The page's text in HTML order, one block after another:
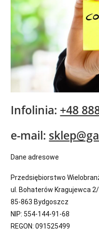
Infolinia: +48
e-mail:
Dane adresowe
Przedsiębiorstwo
ul. Bohaterów Kragujewca
85-863 Bydgoszcz
NIP: 554-144-91-68
REGON: 091525499